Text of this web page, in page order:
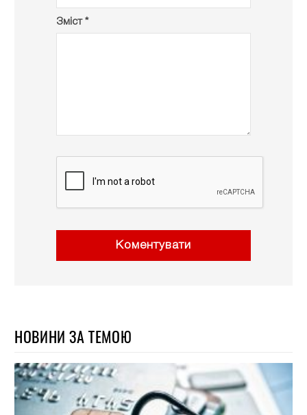
Зміст *
Коментувати
НОВИНИ ЗА ТЕМОЮ